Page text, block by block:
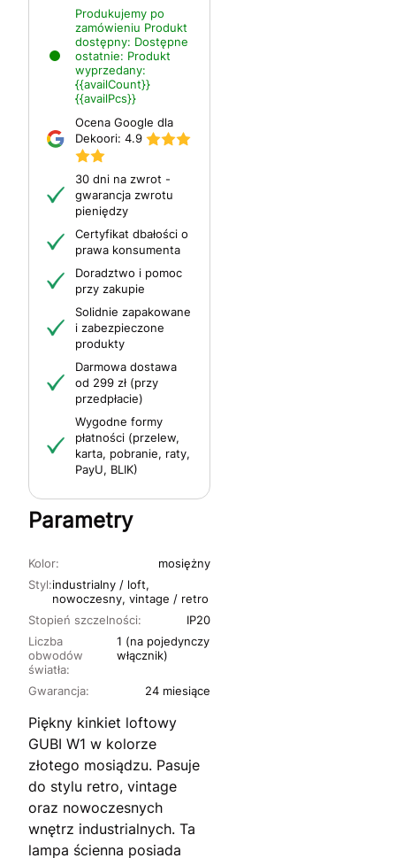
Produkujemy po
zamówieniu Produkt
dostępny: Dostępne
ostatnie: Produkt
wyprzedany:
{{availCount}}
{{availPcs}}
Ocena Google dla
Dekoori: 4.9
30 dni na zwrot -
gwarancja zwrotu
pieniędzy
Certyfikat dbałości o
prawa konsumenta
Doradztwo i pomoc
przy zakupie
Solidnie zapakowane
i zabezpieczone
produkty
Darmowa dostawa
od 299 zł (przy
przedpłacie)
Wygodne formy
płatności (przelew,
karta, pobranie, raty,
PayU, BLIK)
Parametry
Kolor: mosiężny
Stopień szczelności: IP20
Gwarancja: 24 miesiące
Styl:industrialny / loft,
nowoczesny, vintage / retro
Liczba
obwodów
światła:
1 (na pojedynczy
włącznik)
Piękny kinkiet loftowy
GUBI W1 w kolorze
złotego mosiądzu. Pasuje
do stylu retro, vintage
oraz nowoczesnych
wnętrz industrialnych. Ta
lampa ścienna posiada